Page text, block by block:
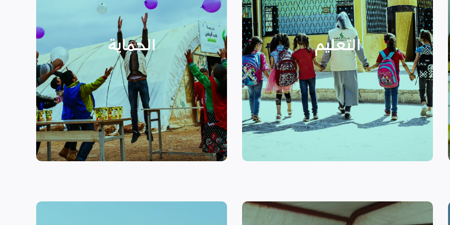
التعليم
التعليم
نهدف إلى توفير مناهج التعليم غير
الرسمي وبرامج التوعية التي
تستهدف الناشئين والأطفال مما
يساهم في تعزيز السلام و دعم
الأطفال المنقطعين عن العملية
التعليمية أو المتأخرين عن المراحل
الدراسية بسبب الصراع القائم.
الحماية
الأسر المهمشة والتي ترأسها إناث
عبر تعزيز المساعدة الإنسانية التي
تراعي الأمور الخاصة بالنوع
الاجتماعي “الجنساني” مع التركيز
على أهمية حماية الطفل وإنشاء
مراكز لبناء القدرات والتوعية
الصحية والنفسية.
اقرأ المزيد